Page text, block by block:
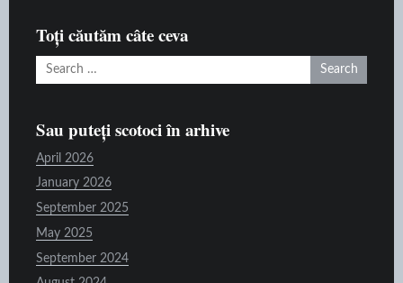
Toți căutăm câte ceva
Search
Sau puteți scotoci în arhive
April 2026
January 2026
September 2025
May 2025
September 2024